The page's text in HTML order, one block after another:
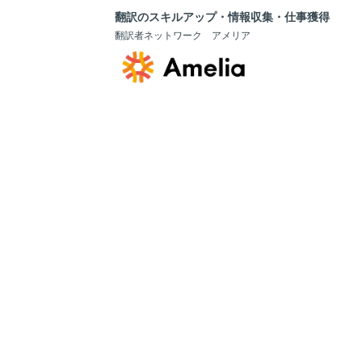
翻訳のスキルアップ・情報収集・仕事獲得
翻訳者ネットワーク アメリア